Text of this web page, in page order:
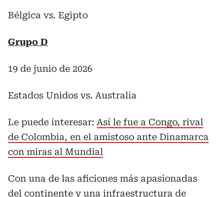
Bélgica vs. Egipto
Grupo D
19 de junio de 2026
Estados Unidos vs. Australia
Le puede interesar: Así le fue a Congo, rival
de Colombia, en el amistoso ante Dinamarca
con miras al Mundial
Con una de las aficiones más apasionadas
del continente y una infraestructura de